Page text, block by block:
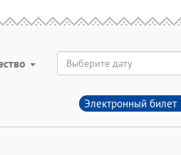
Электронный билет